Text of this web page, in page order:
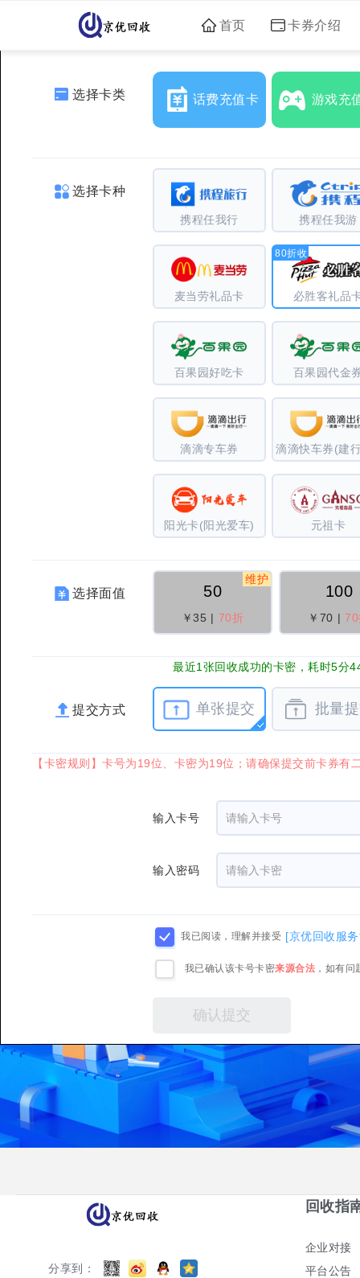
首页 卡券介绍
选择卡类 话费充值卡 游戏充
选择卡种
携程任我行 携程任我游
麦当劳礼品卡 必胜客礼品
80折收
百果园好吃卡 百果园代金
滴滴专车券
阳光卡(阳光爱车) 元祖卡
选择面值 50
￥35 | 70折
维护
100
￥70 |
最近1张回收成功的卡密，耗时5分
提交方式 单张提交 批量
【卡密规则】卡号为19位、卡密为19位；请确保提交前卡券
输入卡号
输入密码
我已阅读，理解并接受 [京优回收服
我已确认该卡号卡密来源合法 ，如有
分享到：
回收指
企业对接
平台公告